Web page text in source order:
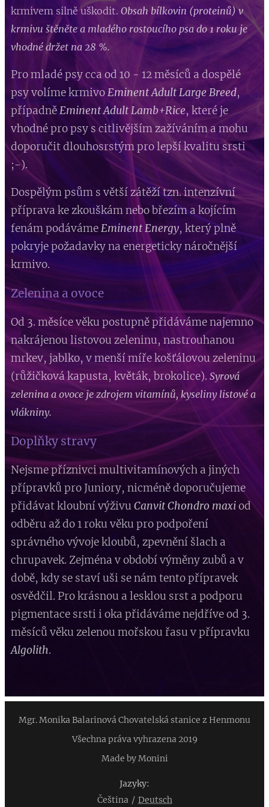
krmivem silně uškodit. Obsah bílkovin (proteinů) v
krmivu štěněte a mladého rostoucího psa do 1 roku je
vhodné držet na 28 %.
Pro mladé psy cca od 10 - 12 měsíců a dospělé
psy volíme krmivoEminent Adult Large Breed,
případněEminent Adult Lamb+Rice, které je
vhodné pro psy s citlivějším zažíváním a mohu
doporučit dlouhosrstým pro lepší kvalitu srsti
;-).
Dospělým psům s větší zátěží tzn. intenzívní
příprava ke zkouškám nebo březím a kojícím
fenám podávámeEminent Energy, který plně
pokryje požadavky na energeticky náročnější
krmivo.
Zelenina a ovoce
Od 3. měsíce věku postupně přidáváme najemno
nakrájenou listovou zeleninu, nastrouhanou
mrkev, jablko, v menší míře košťálovou zeleninu
(růžičková kapusta, květák, brokolice). Syrová
zelenina a ovoce je zdrojem vitamínů, kyseliny listové a
vlákniny.
Doplňky stravy
Nejsme příznivci multivitamínových a jiných
přípravků pro Juniory, nicméně doporučujeme
přidávat kloubní výživu Canvit Chondro maxiod
odběru až do 1 roku věku pro podpoření
správného vývoje kloubů, zpevnění šlach a
chrupavek. Zejména v období výměny zubů a v
době, kdy se staví uši se nám tento přípravek
osvědčil. Pro krásnou a lesklou srst a podporu
pigmentace srsti i oka přidáváme nejdříve od 3.
měsíců věku zelenou mořskou řasu v přípravku
Algolith.
Mgr. Monika Balarinová Chovatelská stanice z Henmonu
Všechna práva vyhrazena 2019
Made by Monini
Jazyky
Čeština
Deutsch